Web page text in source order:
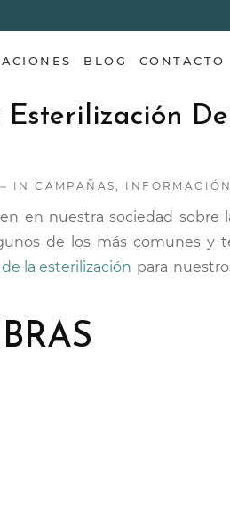
BLOG CONTACTO
Esterilización De
INCAMPAÑAS, INFORMACIÓN
en nuestra sociedad sobre
de los más comunes y
la esterilización para